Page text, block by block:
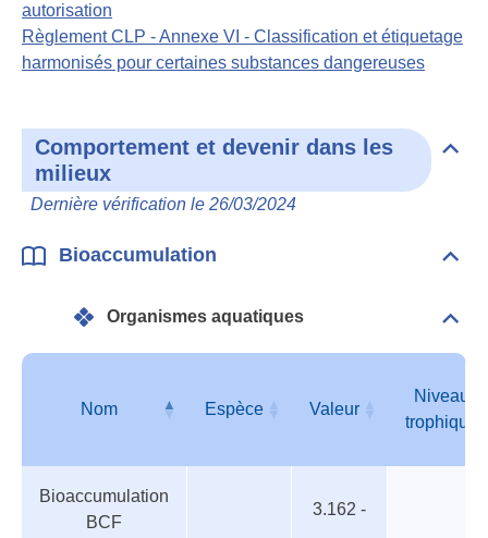
autorisation
Règlement CLP - Annexe VI - Classification et étiquetage
harmonisés pour certaines substances dangereuses
Comportement et devenir dans les
milieux
Dernière vérification le 26/03/2024
les
Bioaccumulation
Organismes aquatiques
aquatiques
Nom Espèce Valeur
Niveau
trophique
Bioaccumulation
BCF
3.162 -